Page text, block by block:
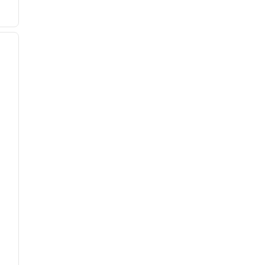
/12
ảnh sau